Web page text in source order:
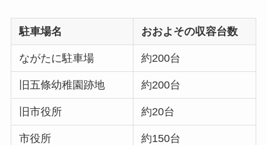
駐車場名 おおよその収容台数
ながたに駐車場 約200台
旧五條幼稚園跡地 約200台
旧市役所 約20台
市役所 約150台